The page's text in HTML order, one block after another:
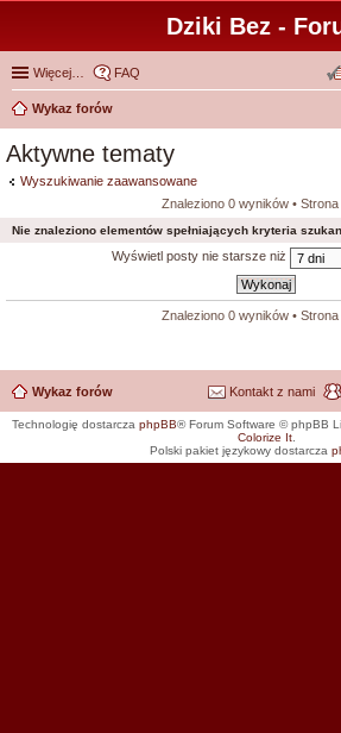
Dziki Bez -
Więcej… FAQ
Wykaz forów
Aktywne tematy
Wyszukiwanie zaawansowane
Znaleziono 0 wyników • Strona
Nie znaleziono elementów spełniających kryteria
Wyświetl posty nie starsze niż
Znaleziono 0 wyników • Strona
Wykaz forów Kontakt z nami
Technologię dostarcza phpBB® Forum Software © phpBB
Colorize It.
Polski pakiet językowy dostarcza